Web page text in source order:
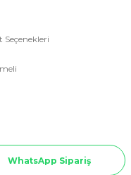
Seçenekleri
WhatsApp Sipariş